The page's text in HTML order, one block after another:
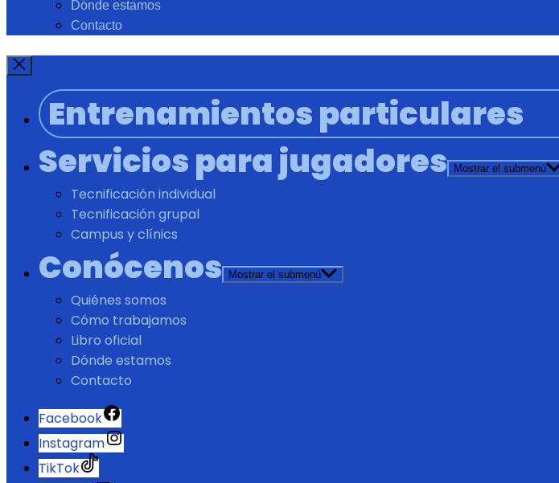
Dónde estamos
Contacto
Entrenamientos particulares
Servicios para jugadores
Mostrar el submenú
Tecnificación individual
Tecnificación grupal
Campus y clínics
Conócenos Mostrar el submenú
Quiénes somos
Cómo trabajamos
Libro oficial
Dónde estamos
Contacto
Facebook
Instagram
TikTok